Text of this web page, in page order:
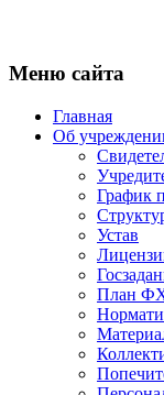
Меню сайта
Главная
Об
График
Устав
План